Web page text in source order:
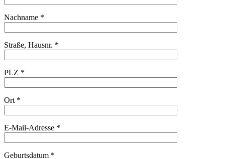
Nachname *
Straße, Hausnr. *
PLZ *
Ort *
E-Mail-Adresse *
Geburtsdatum *